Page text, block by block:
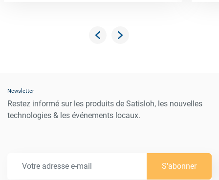
Newsletter
Restez informé sur les produits de Satisloh, les nouvelles
technologies & les événements locaux.
S'abonner